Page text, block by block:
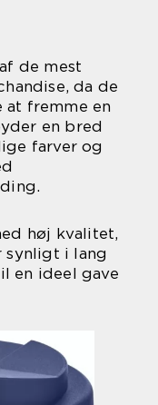
de mest
da de
fremme en
en bred
farver og
høj kvalitet,
synligt i lang
en ideel gave